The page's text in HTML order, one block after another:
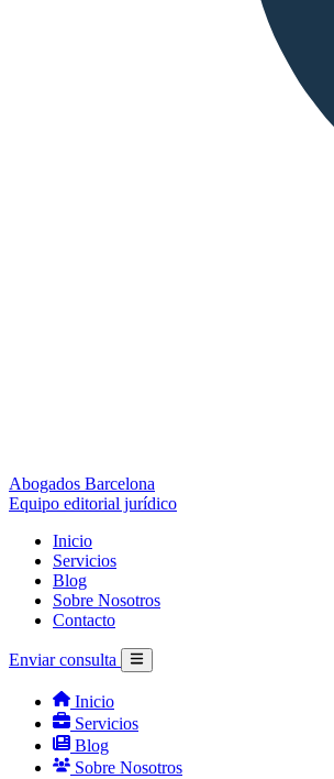
Abogados Barcelona
Equipo editorial jurídico
Inicio
Servicios
Blog
Sobre Nosotros
Contacto
Enviar consulta
Inicio
Servicios
Blog
Sobre Nosotros